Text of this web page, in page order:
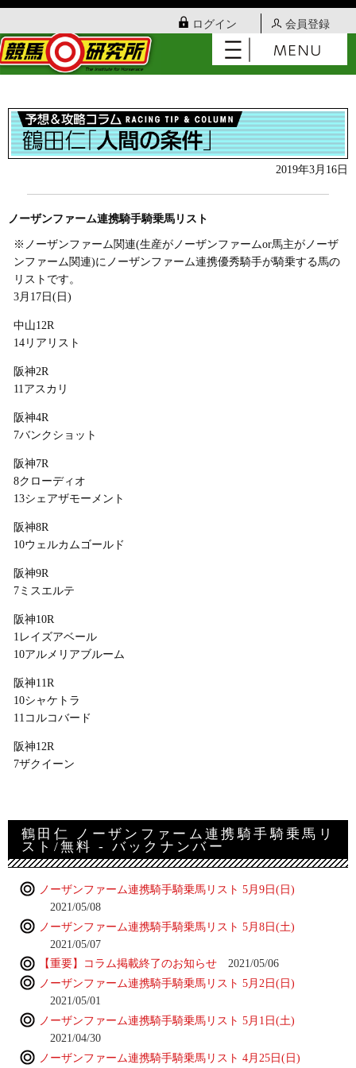
ログイン 会員登録
2019年3月16日
ノーザンファーム連携騎手騎乗馬リスト
※ノーザンファーム関連(生産がノーザンファームor馬主がノーザ
ンファーム関連)にノーザンファーム連携優秀騎手が騎乗する馬の
リストです。
3月17日(日)
中山12R
14リアリスト
阪神2R
11アスカリ
阪神4R
7バンクショット
阪神7R
8クローディオ
13シェアザモーメント
阪神8R
10ウェルカムゴールド
阪神9R
7ミスエルテ
阪神10R
1レイズアベール
10アルメリアブルーム
阪神11R
10シャケトラ
11コルコバード
阪神12R
7ザクイーン
鶴田仁 ノーザンファーム連携騎手騎乗馬リ
スト/無料 - バックナンバー
ノーザンファーム連携騎手騎乗馬リスト 5月9日(日)
2021/05/08
ノーザンファーム連携騎手騎乗馬リスト 5月8日(土)
2021/05/07
【重要】コラム掲載終了のお知らせ
2021/05/06
ノーザンファーム連携騎手騎乗馬リスト 5月2日(日)
2021/05/01
ノーザンファーム連携騎手騎乗馬リスト 5月1日(土)
2021/04/30
ノーザンファーム連携騎手騎乗馬リスト 4月25日(日)